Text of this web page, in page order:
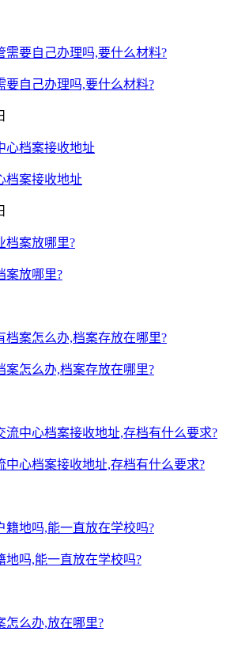
要自己办理吗,要什么材料?
档案接收地址
案放哪里?
案怎么办,档案存放在哪里?
中心档案接收地址,存档有什么要求?
地吗,能一直放在学校吗?